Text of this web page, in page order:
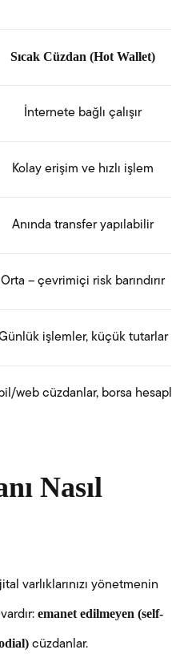
Sıcak Cüzdan (Hot Wallet)
İnternete bağlı çalışır
Kolay erişim ve hızlı işlem
Anında transfer yapılabilir
Orta – çevrimiçi risk barındırır
işlemler, küçük tutarlar
web cüzdanlar, borsa
Nasıl
varlıklarınızı yönetmenin
emanet edilmeyen (self-
cüzdanlar.